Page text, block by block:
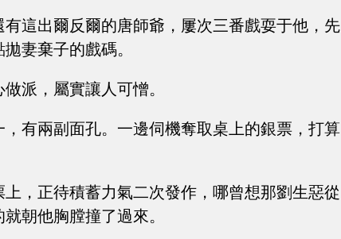
這出爾反爾的唐師爺，屢次三番戲耍于他，先
妻棄子的戲碼。
派，屬實讓人可憎。
有兩副面孔。一邊伺機奪取桌上的銀票，打算
，正待積蓄力氣二次發作，哪曾想那劉生惡從
朝他胸膛撞了過來。